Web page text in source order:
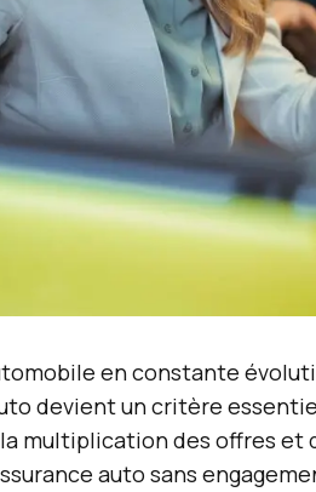
en constante
devient un critère
multiplication des offres et
auto sans